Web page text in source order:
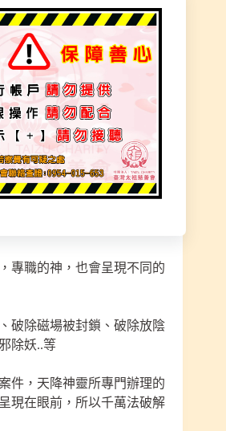
到墾丁海邊突然師尊叫師父
想說海邊怎會有師尊的物
沖上岸的漂流木，師尊指示
要撿回，結果是師尊的【神
去帶回！
專職的神，也會呈現不同的
破除磁場被封鎖、破除放陰
除妖..等
件，天降神靈所專門辦理的
現在眼前，所以千萬法破解